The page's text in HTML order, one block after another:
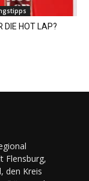
DIE HOT LAP?
Flensburg,
den Kreis